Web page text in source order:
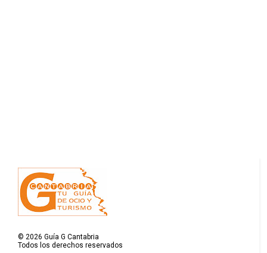
©2026 Guía G Cantabria
Todos los derechos reservados